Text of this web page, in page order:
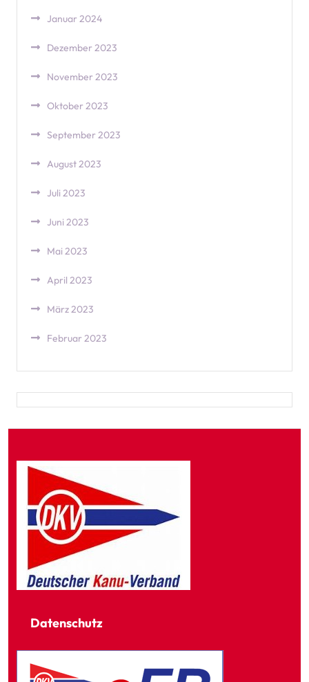
Januar 2024
Dezember 2023
November 2023
Oktober 2023
September 2023
August 2023
Juli 2023
Juni 2023
Mai 2023
April 2023
März 2023
Februar 2023
Datenschutz